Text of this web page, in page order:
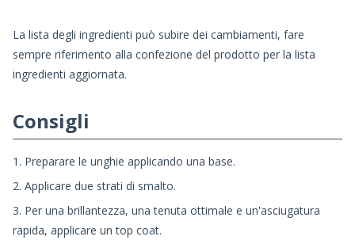
La lista degli ingredienti può subire dei cambiamenti, fare
sempre riferimento alla confezione del prodotto per la lista
ingredienti aggiornata.
Consigli
1. Preparare le unghie applicando una base.
2. Applicare due strati di smalto.
3. Per una brillantezza, una tenuta ottimale e un'asciugatura
rapida, applicare un top coat.